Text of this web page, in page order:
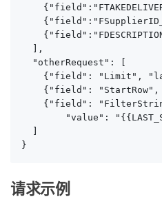
  ],
  "otherRequest": [
{"field": "Limit",
{"field": "StartRow",
{"field":
"value":
}
请求示例